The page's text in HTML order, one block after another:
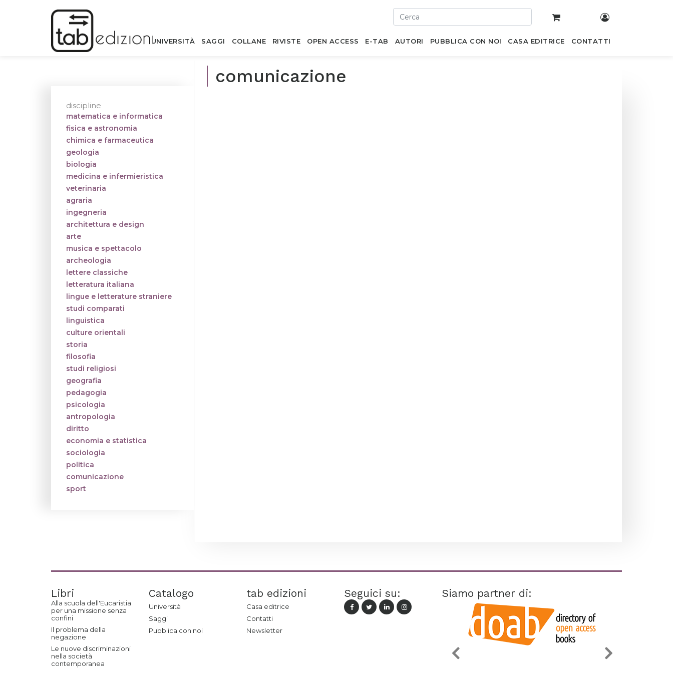
UNIVERSITÀ SAGGI COLLANE RIVISTE OPEN ACCESS E-TAB AUTORI PUBBLICA CON NOI CASA EDITRICE CONTATTI
comunicazione
discipline
matematica e informatica
fisica e astronomia
chimica e farmaceutica
geologia
biologia
medicina e infermieristica
veterinaria
agraria
ingegneria
architettura e design
arte
musica e spettacolo
archeologia
lettere classiche
letteratura italiana
lingue e letterature straniere
studi comparati
linguistica
culture orientali
storia
filosofia
studi religiosi
geografia
pedagogia
psicologia
antropologia
diritto
economia e statistica
sociologia
politica
comunicazione
sport
Libri
Alla scuola dell'Eucaristia
per una missione senza
confini
Il problema della
negazione
Le nuove discriminazioni
nella società
contemporanea
Catalogo
Università
Saggi
Pubblica con noi
tab edizioni
Casa editrice
Contatti
Newsletter
Seguici su: Siamo partner di: